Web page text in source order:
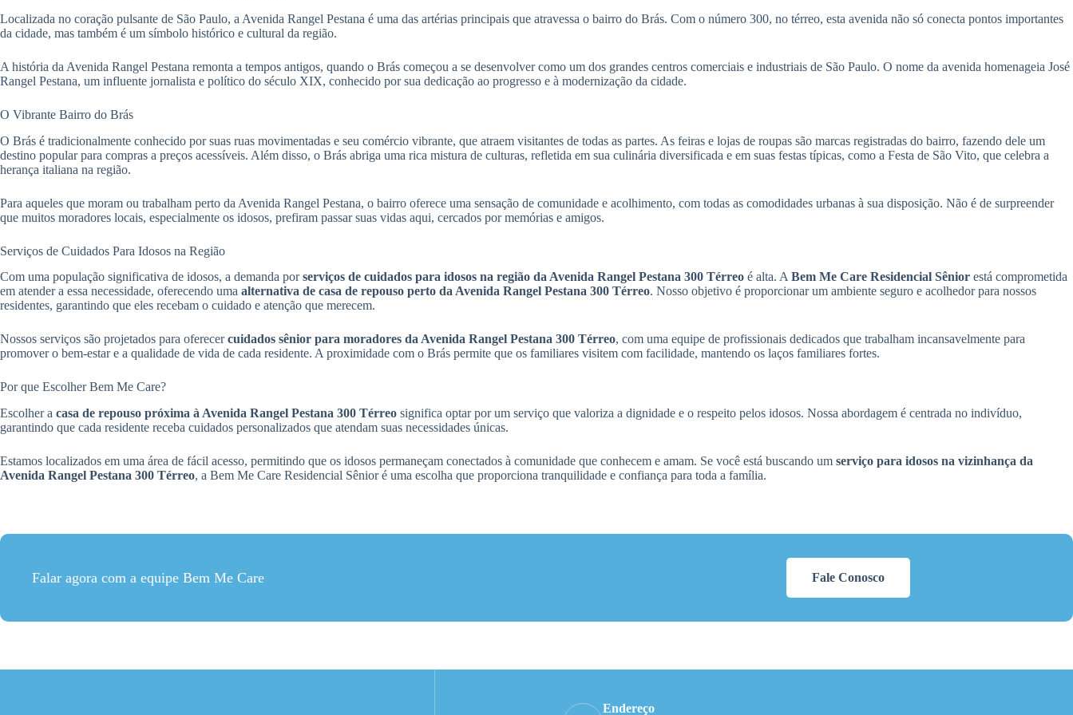
Localizada no coração pulsante de São Paulo, a Avenida Rangel Pestana é uma das artérias principais que atravessa o bairro do Brás. Com o número 300, no térreo, esta avenida não só conecta pontos importantes
da cidade, mas também é um símbolo histórico e cultural da região.
A história da Avenida Rangel Pestana remonta a tempos antigos, quando o Brás começou a se desenvolver como um dos grandes centros comerciais e industriais de São Paulo. O nome da avenida homenageia José
Rangel Pestana, um influente jornalista e político do século XIX, conhecido por sua dedicação ao progresso e à modernização da cidade.
O Vibrante Bairro do Brás
O Brás é tradicionalmente conhecido por suas ruas movimentadas e seu comércio vibrante, que atraem visitantes de todas as partes. As feiras e lojas de roupas são marcas registradas do bairro, fazendo dele um
destino popular para compras a preços acessíveis. Além disso, o Brás abriga uma rica mistura de culturas, refletida em sua culinária diversificada e em suas festas típicas, como a Festa de São Vito, que celebra a
herança italiana na região.
Para aqueles que moram ou trabalham perto da Avenida Rangel Pestana, o bairro oferece uma sensação de comunidade e acolhimento, com todas as comodidades urbanas à sua disposição. Não é de surpreender
que muitos moradores locais, especialmente os idosos, prefiram passar suas vidas aqui, cercados por memórias e amigos.
Serviços de Cuidados Para Idosos na Região
Com uma população significativa de idosos, a demanda porserviços de cuidados para idosos na região da Avenida Rangel Pestana 300 Térreo é alta. A Bem Me Care Residencial Sênior está comprometida
em atender a essa necessidade, oferecendo uma alternativa de casa de repouso perto da Avenida Rangel Pestana 300 Térreo. Nosso objetivo é proporcionar um ambiente seguro e acolhedor para nossos
residentes, garantindo que eles recebam o cuidado e atenção que merecem.
Nossos serviços são projetados para oferecercuidados sênior para moradores da Avenida Rangel Pestana 300 Térreo, com uma equipe de profissionais dedicados que trabalham incansavelmente para
promover o bem-estar e a qualidade de vida de cada residente. A proximidade com o Brás permite que os familiares visitem com facilidade, mantendo os laços familiares fortes.
Por que Escolher Bem Me Care?
Escolher a casa de repouso próxima à Avenida Rangel Pestana 300 Térreo significa optar por um serviço que valoriza a dignidade e o respeito pelos idosos. Nossa abordagem é centrada no indivíduo,
garantindo que cada residente receba cuidados personalizados que atendam suas necessidades únicas.
Estamos localizados em uma área de fácil acesso, permitindo que os idosos permaneçam conectados à comunidade que conhecem e amam. Se você está buscando um serviço para idosos na vizinhança da
Avenida Rangel Pestana 300 Térreo, a Bem Me Care Residencial Sênior é uma escolha que proporciona tranquilidade e confiança para toda a família.
Falar agora com a equipe Bem Me Care Fale Conosco
Endereço